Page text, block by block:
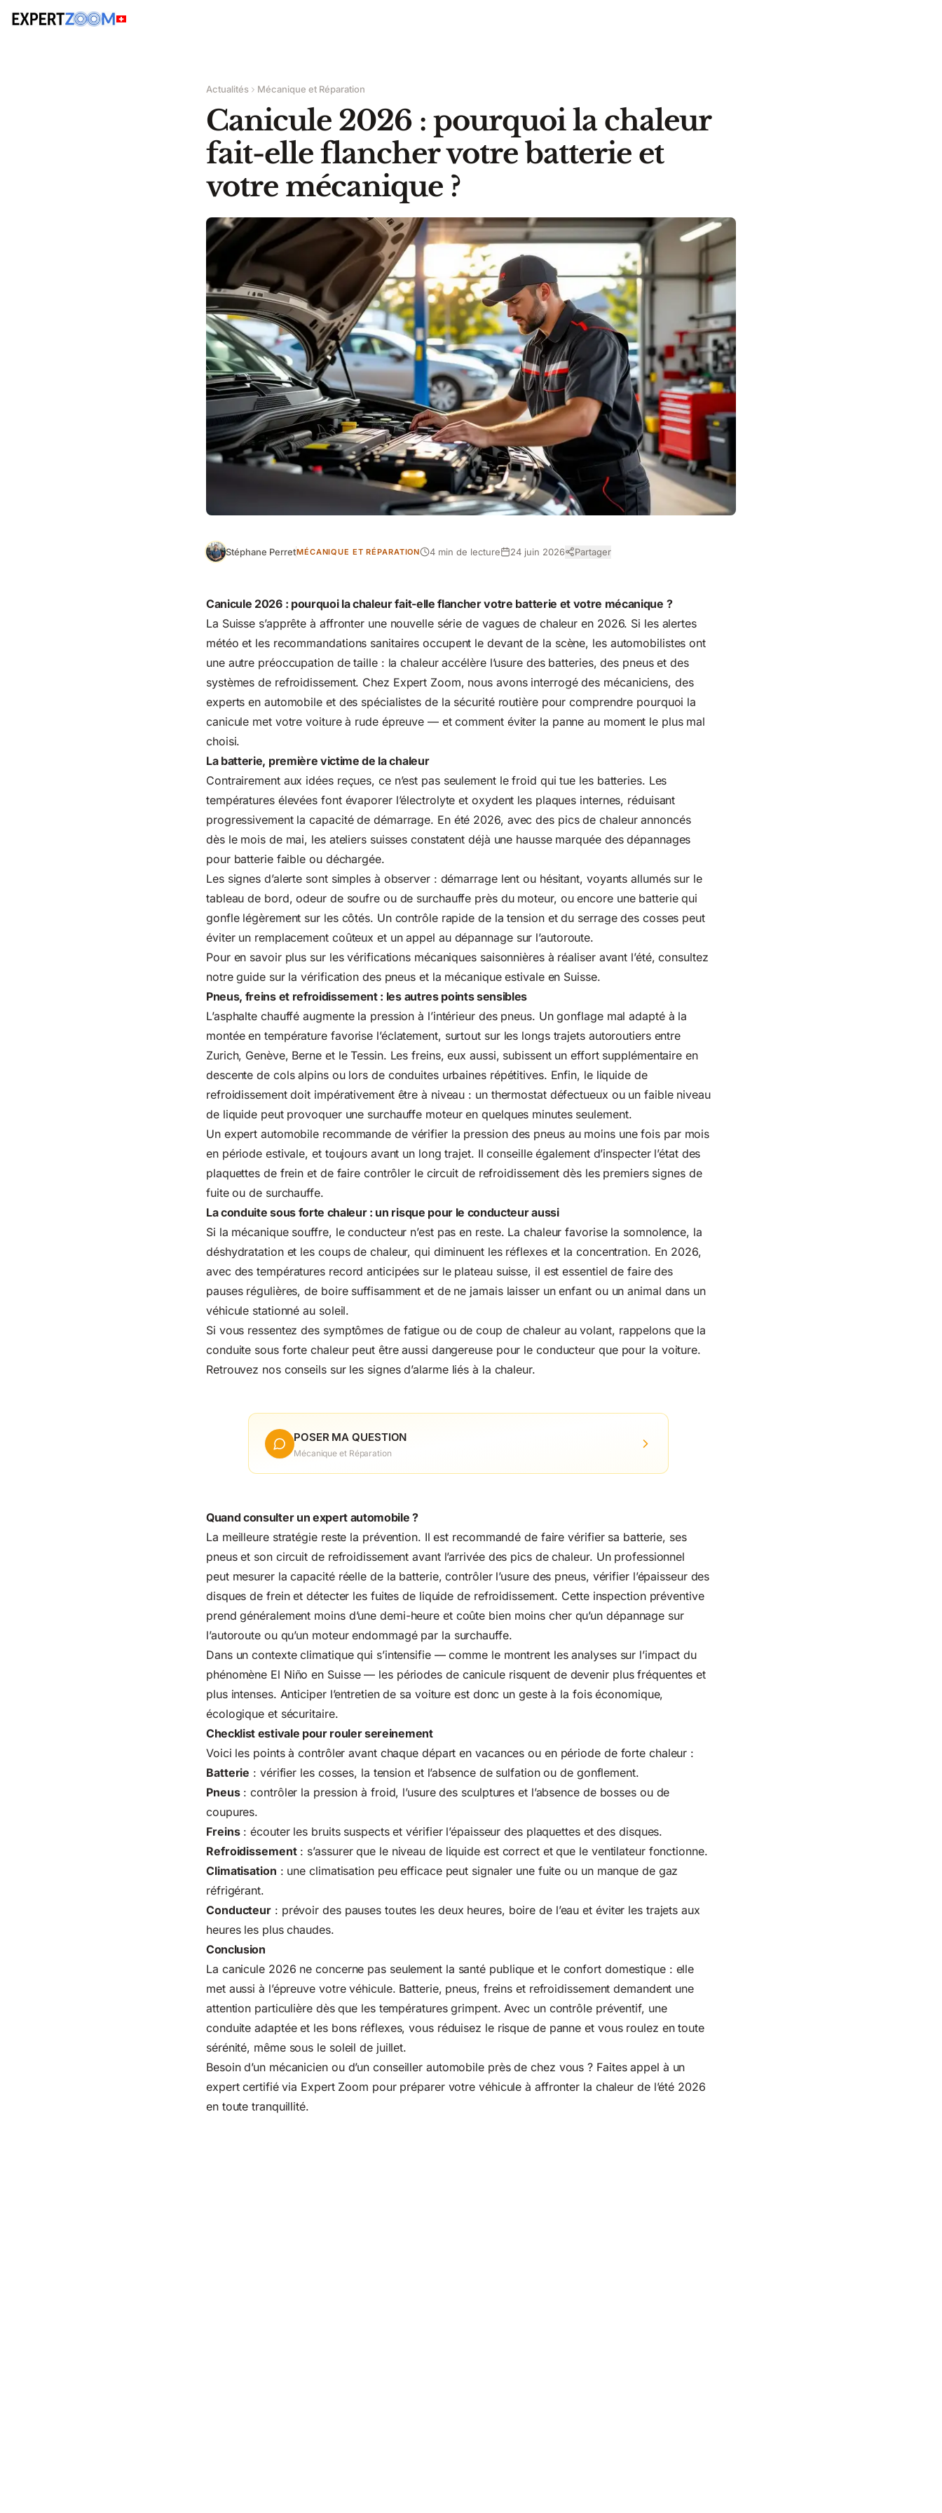
Actualités Mécanique et Réparation
Canicule 2026 : pourquoi la chaleur
fait-elle flancher votre batterie et
votre mécanique ?
Stéphane PerretMÉCANIQUE ET RÉPARATION 4 min de lecture 24 juin 2026 Partager
Canicule 2026 : pourquoi la chaleur fait-elle flancher votre batterie et votre mécanique ?
La Suisse s’apprête à affronter une nouvelle série de vagues de chaleur en 2026. Si les alertes
météo et les recommandations sanitaires occupent le devant de la scène, les automobilistes ont
une autre préoccupation de taille : la chaleur accélère l’usure des batteries, des pneus et des
systèmes de refroidissement. Chez Expert Zoom, nous avons interrogé des mécaniciens, des
experts en automobile et des spécialistes de la sécurité routière pour comprendre pourquoi la
canicule met votre voiture à rude épreuve — et comment éviter la panne au moment le plus mal
choisi.
La batterie, première victime de la chaleur
Contrairement aux idées reçues, ce n’est pas seulement le froid qui tue les batteries. Les
températures élevées font évaporer l’électrolyte et oxydent les plaques internes, réduisant
progressivement la capacité de démarrage. En été 2026, avec des pics de chaleur annoncés
dès le mois de mai, les ateliers suisses constatent déjà une hausse marquée des dépannages
pour batterie faible ou déchargée.
Les signes d’alerte sont simples à observer : démarrage lent ou hésitant, voyants allumés sur le
tableau de bord, odeur de soufre ou de surchauffe près du moteur, ou encore une batterie qui
gonfle légèrement sur les côtés. Un contrôle rapide de la tension et du serrage des cosses peut
éviter un remplacement coûteux et un appel au dépannage sur l’autoroute.
Pour en savoir plus sur les vérifications mécaniques saisonnières à réaliser avant l’été, consultez
notre guide sur la vérification des pneus et la mécanique estivale en Suisse.
Pneus, freins et refroidissement : les autres points sensibles
L’asphalte chauffé augmente la pression à l’intérieur des pneus. Un gonflage mal adapté à la
montée en température favorise l’éclatement, surtout sur les longs trajets autoroutiers entre
Zurich, Genève, Berne et le Tessin. Les freins, eux aussi, subissent un effort supplémentaire en
descente de cols alpins ou lors de conduites urbaines répétitives. Enfin, le liquide de
refroidissement doit impérativement être à niveau : un thermostat défectueux ou un faible niveau
de liquide peut provoquer une surchauffe moteur en quelques minutes seulement.
Un expert automobile recommande de vérifier la pression des pneus au moins une fois par mois
en période estivale, et toujours avant un long trajet. Il conseille également d’inspecter l’état des
plaquettes de frein et de faire contrôler le circuit de refroidissement dès les premiers signes de
fuite ou de surchauffe.
La conduite sous forte chaleur : un risque pour le conducteur aussi
Si la mécanique souffre, le conducteur n’est pas en reste. La chaleur favorise la somnolence, la
déshydratation et les coups de chaleur, qui diminuent les réflexes et la concentration. En 2026,
avec des températures record anticipées sur le plateau suisse, il est essentiel de faire des
pauses régulières, de boire suffisamment et de ne jamais laisser un enfant ou un animal dans un
véhicule stationné au soleil.
Si vous ressentez des symptômes de fatigue ou de coup de chaleur au volant, rappelons que la
conduite sous forte chaleur peut être aussi dangereuse pour le conducteur que pour la voiture.
Retrouvez nos conseils sur les signes d’alarme liés à la chaleur.
POSER MA QUESTION
Mécanique et Réparation
Quand consulter un expert automobile ?
La meilleure stratégie reste la prévention. Il est recommandé de faire vérifier sa batterie, ses
pneus et son circuit de refroidissement avant l’arrivée des pics de chaleur. Un professionnel
peut mesurer la capacité réelle de la batterie, contrôler l’usure des pneus, vérifier l’épaisseur des
disques de frein et détecter les fuites de liquide de refroidissement. Cette inspection préventive
prend généralement moins d’une demi-heure et coûte bien moins cher qu’un dépannage sur
l’autoroute ou qu’un moteur endommagé par la surchauffe.
Dans un contexte climatique qui s’intensifie — comme le montrent les analyses sur l’impact du
phénomène El Niño en Suisse— les périodes de canicule risquent de devenir plus fréquentes et
plus intenses. Anticiper l’entretien de sa voiture est donc un geste à la fois économique,
écologique et sécuritaire.
Checklist estivale pour rouler sereinement
Voici les points à contrôler avant chaque départ en vacances ou en période de forte chaleur :
Batterie : vérifier les cosses, la tension et l’absence de sulfation ou de gonflement.
Pneus: contrôler la pression à froid, l’usure des sculptures et l’absence de bosses ou de
coupures.
Freins: écouter les bruits suspects et vérifier l’épaisseur des plaquettes et des disques.
Refroidissement: s’assurer que le niveau de liquide est correct et que le ventilateur fonctionne.
Climatisation : une climatisation peu efficace peut signaler une fuite ou un manque de gaz
réfrigérant.
Conducteur : prévoir des pauses toutes les deux heures, boire de l’eau et éviter les trajets aux
heures les plus chaudes.
Conclusion
La canicule 2026 ne concerne pas seulement la santé publique et le confort domestique : elle
met aussi à l’épreuve votre véhicule. Batterie, pneus, freins et refroidissement demandent une
attention particulière dès que les températures grimpent. Avec un contrôle préventif, une
conduite adaptée et les bons réflexes, vous réduisez le risque de panne et vous roulez en toute
sérénité, même sous le soleil de juillet.
Besoin d’un mécanicien ou d’un conseiller automobile près de chez vous ? Faites appel à un
expert certifié via Expert Zoom pour préparer votre véhicule à affronter la chaleur de l’été 2026
en toute tranquillité.